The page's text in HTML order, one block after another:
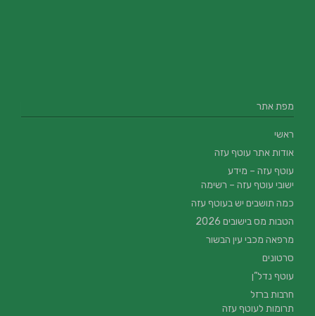
מפת אתר
ראשי
אודות אתר עוטף עזה
עוטף עזה – מידע
ישובי עוטף עזה – רשימה
כמה תושבים יש בעוטף עזה
הטבות מס בישובים 2026
מרפאה מכבי עין הבשור
סרטונים
עוטף נדל”ן
חרבות ברזל
תרומות לעוטף עזה